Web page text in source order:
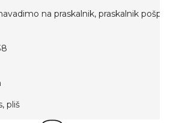
na praskalnik, praskalnik
pliš